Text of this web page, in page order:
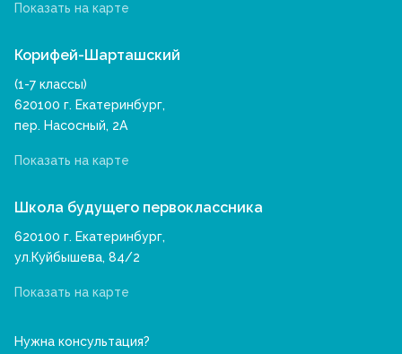
Показать на карте
Корифей-Шарташский
(1-7 классы)
620100 г. Екатеринбург,
пер. Насосный, 2А
Показать на карте
Школа будущего первоклассника
620100 г. Екатеринбург,
ул.Куйбышева, 84/2
Показать на карте
Нужна консультация?